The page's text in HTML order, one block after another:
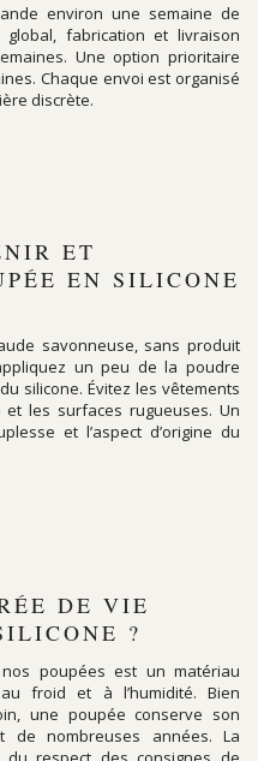
environ une semaine de
fabrication et livraison
Une option prioritaire
Chaque envoi est organisé
discrète.
ET
EN SILICONE
savonneuse, sans produit
un peu de la poudre
silicone. Évitez les vêtements
les surfaces rugueuses. Un
et l’aspect d’origine du
DE VIE
?
poupées est un matériau
froid et à l’humidité. Bien
une poupée conserve son
de nombreuses années. La